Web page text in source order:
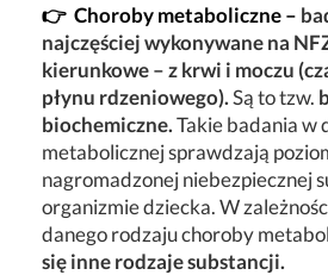
👉 Choroby metaboliczne –
najczęściej wykonywane na
kierunkowe – z krwi i moczu
płynu rdzeniowego).Są to tzw.
biochemiczne.Takie badania w
metabolicznej sprawdzają
nagromadzonej niebezpiecznej
organizmie dziecka. W
danego rodzaju choroby
się inne rodzaje substancji.